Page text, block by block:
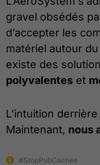
gravel obsédés
d’accepter les
matériel autour
existe des
polyvalentes et
L’intuition
Maintenant, nous
#StopPubCachée